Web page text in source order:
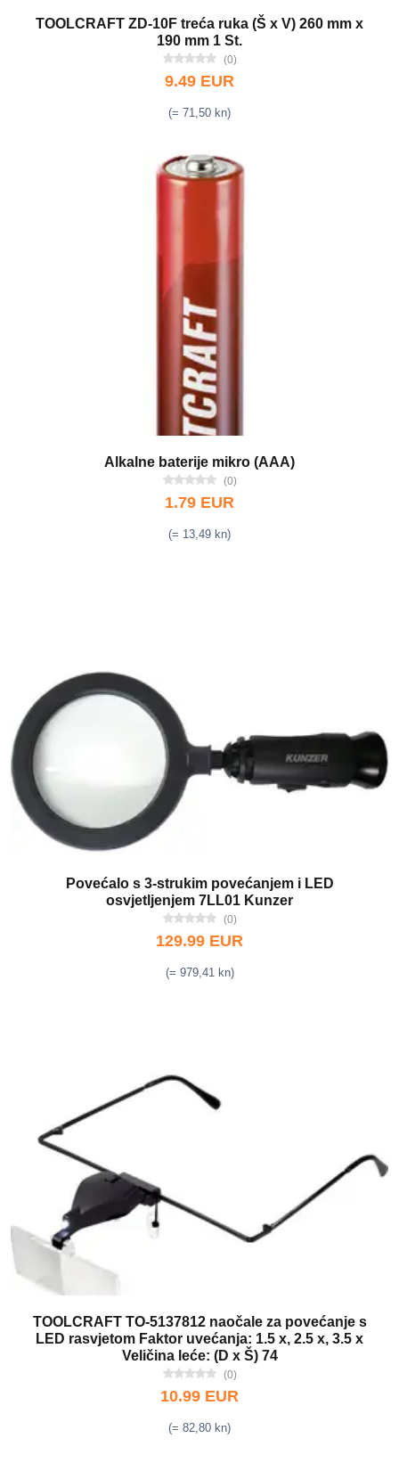
TOOLCRAFT ZD-10F treća ruka (Š x V) 260 mm x
190 mm 1 St.
(0)
9.49 EUR
(= 71,50 kn)
Alkalne baterije mikro (AAA)
(0)
1.79 EUR
(= 13,49 kn)
Povećalo s 3-strukim povećanjem i LED
osvjetljenjem 7LL01 Kunzer
(0)
129.99 EUR
(= 979,41 kn)
TOOLCRAFT TO-5137812 naočale za povećanje s
LED rasvjetom Faktor uvećanja: 1.5 x, 2.5 x, 3.5 x
Veličina leće: (D x Š) 74
(0)
10.99 EUR
(= 82,80 kn)